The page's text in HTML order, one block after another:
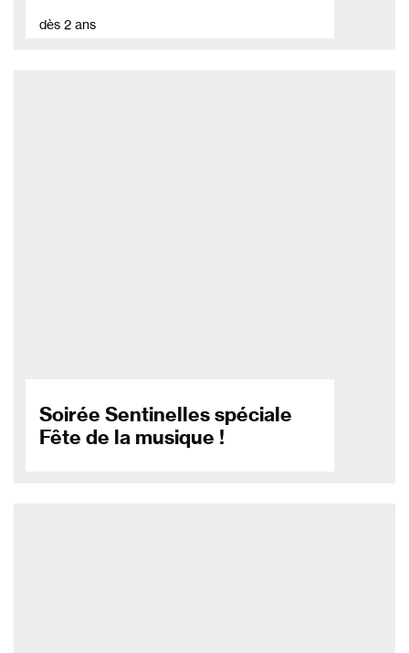
dès 2 ans
Soirée Sentinelles spéciale
Fête de la musique !